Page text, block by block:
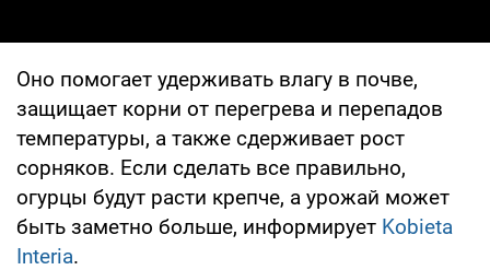
Оно помогает удерживать влагу в почве,
защищает корни от перегрева и перепадов
температуры, а также сдерживает рост
сорняков. Если сделать все правильно,
огурцы будут расти крепче, а урожай может
быть заметно больше, информирует Kobieta
Interia.